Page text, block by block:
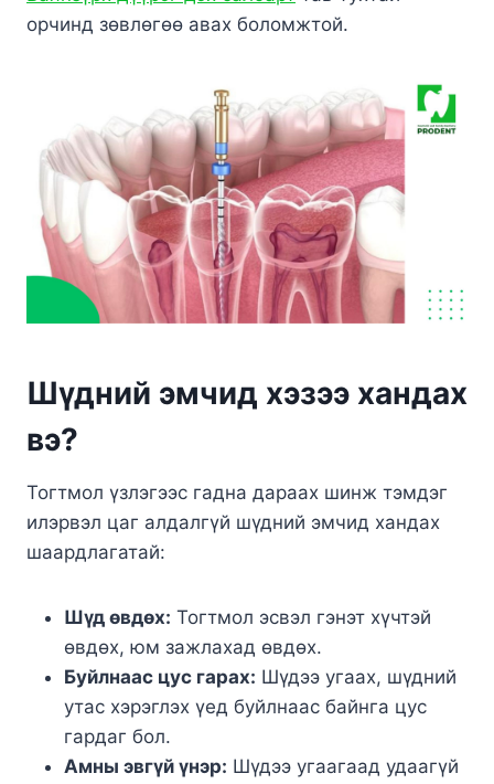
орчинд зөвлөгөө авах боломжтой.
Шүдний эмчид хэзээ хандах
вэ?
Тогтмол үзлэгээс гадна дараах шинж тэмдэг
илэрвэл цаг алдалгүй шүдний эмчид хандах
шаардлагатай:
Шүд өвдөх: Тогтмол эсвэл гэнэт хүчтэй
өвдөх, юм зажлахад өвдөх.
Буйлнаас цус гарах: Шүдээ угаах, шүдний
утас хэрэглэх үед буйлнаас байнга цус
гардаг бол.
Амны эвгүй үнэр: Шүдээ угаагаад удаагүй